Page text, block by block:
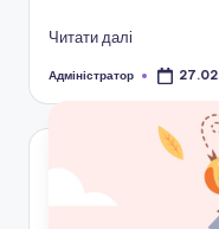
Читати далі
Опубліковано
Адміністратор